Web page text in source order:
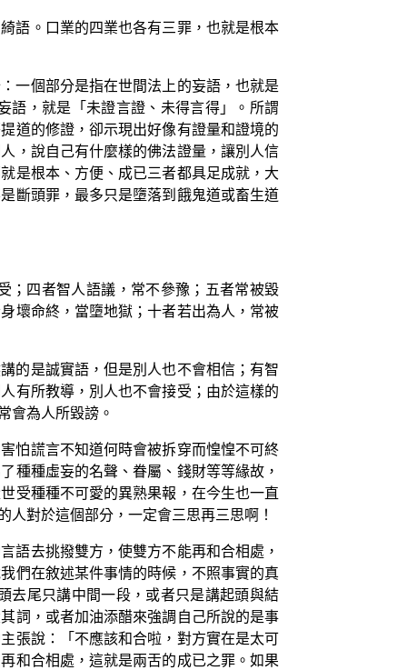
語。口業的四業也各有三罪，也就是根本
一個部分是指在世間法上的妄語，也就是
語，就是「未證言證、未得言得」。所謂
道的修證，卻示現出好像有證量和證境的
，說自己有什麼樣的佛法證量，讓別人信
是根本、方便、成已三者都具足成就，大
斷頭罪，最多只是墮落到餓鬼道或畜生道
；四者智人語議，常不參豫；五者常被毀
壞命終，當墮地獄；十者若出為人，常被
的是誠實語，但是別人也不會相信；有智
有所教導，別人也不會接受；由於這樣的
會為人所毀謗。
怕謊言不知道何時會被拆穿而惶惶不可終
種種虛妄的名聲、眷屬、錢財等等緣故，
受種種不可愛的異熟果報，在今生也一直
對於這個部分，一定會三思再三思啊！
語去挑撥雙方，使雙方不能再和合相處，
們在敘述某件事情的時候，不照事實的真
去尾只講中間一段，或者只是講起頭與結
詞，或者加油添醋來強調自己所說的是事
張說：「不應該和合啦，對方實在是太可
和合相處，這就是兩舌的成已之罪。如果